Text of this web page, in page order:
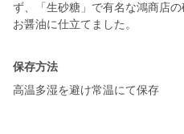
ず、「生砂糖」で有名な鴻商店
お醤油に仕立てました。
保存方法
高温多湿を避け常温にて保存